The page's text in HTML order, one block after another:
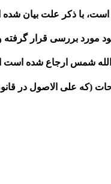
است، با ذکر علت بیان
مورد بررسی قرار
شمس ارجاع شده است
(که علی الاصول در